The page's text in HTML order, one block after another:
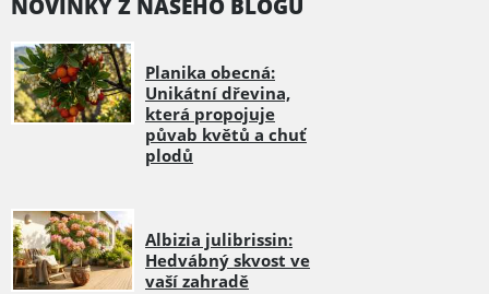
NOVINKY Z NAŠEHO BLOGU
Planika obecná:
Unikátní dřevina,
která propojuje
půvab květů a chuť
plodů
Albizia julibrissin:
Hedvábný skvost ve
vaší zahradě